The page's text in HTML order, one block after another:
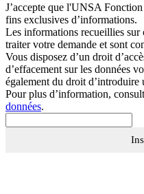
J’accepte que l'UNSA Fonction
fins exclusives d’informations.
Les informations recueillies sur
traiter votre demande et sont
Vous disposez d’un droit
d’effacement sur les données
également du droit
Pour plus d’information,
données.